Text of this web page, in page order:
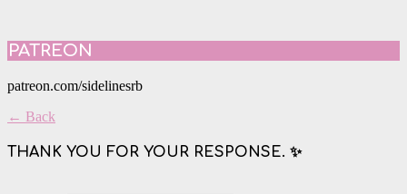
PATREON
patreon.com/sidelinesrb
← Back
THANK YOU FOR YOUR RESPONSE. ✨